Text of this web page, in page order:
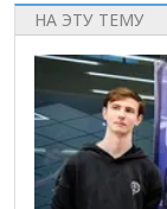
НА ЭТУ ТЕМУ